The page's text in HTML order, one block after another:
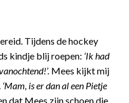
Tijdens de hockey
kindje blij roepen: ‘Ik had
Mees kijkt mij
‘Mam, is er dan al een Pietje
dat Mees zijn schoen die